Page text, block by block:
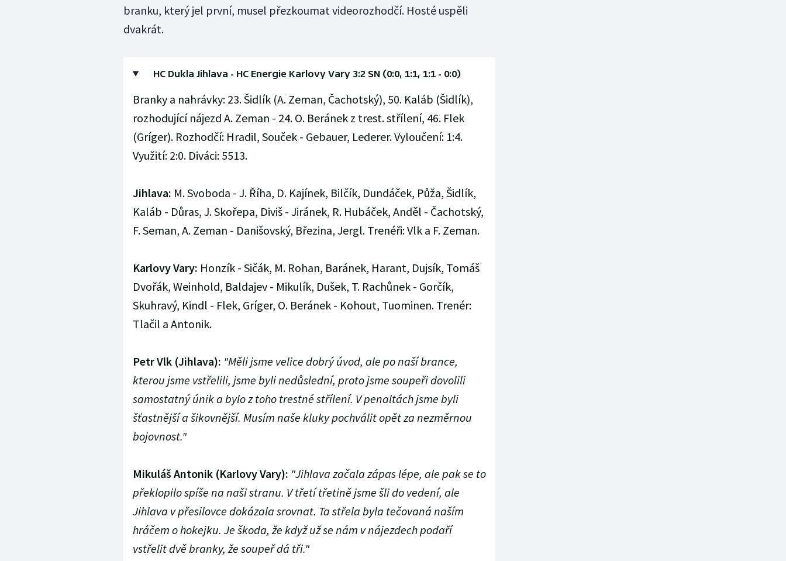
branku, který jel první, musel přezkoumat videorozhodčí. Hosté uspěli
dvakrát.
HC Dukla Jihlava - HC Energie Karlovy Vary 3:2 SN (0:0, 1:1, 1:1 - 0:0)
Branky a nahrávky: 23. Šidlík (A. Zeman, Čachotský), 50. Kaláb (Šidlík),
rozhodující nájezd A. Zeman - 24. O. Beránek z trest. střílení, 46. Flek
(Gríger). Rozhodčí: Hradil, Souček - Gebauer, Lederer. Vyloučení: 1:4.
Využití: 2:0. Diváci: 5513.
Jihlava: M. Svoboda - J. Říha, D. Kajínek, Bilčík, Dundáček, Půža, Šidlík,
Kaláb - Důras, J. Skořepa, Diviš - Jiránek, R. Hubáček, Anděl - Čachotský,
F. Seman, A. Zeman - Danišovský, Březina, Jergl. Trenéři: Vlk a F. Zeman.
Karlovy Vary: Honzík - Sičák, M. Rohan, Baránek, Harant, Dujsík, Tomáš
Dvořák, Weinhold, Baldajev - Mikulík, Dušek, T. Rachůnek - Gorčík,
Skuhravý, Kindl - Flek, Gríger, O. Beránek - Kohout, Tuominen. Trenér:
Tlačil a Antonik.
Petr Vlk (Jihlava): "Měli jsme velice dobrý úvod, ale po naší brance,
kterou jsme vstřelili, jsme byli nedůslední, proto jsme soupeři dovolili
samostatný únik a bylo z toho trestné střílení. V penaltách jsme byli
šťastnější a šikovnější. Musím naše kluky pochválit opět za nezměrnou
bojovnost."
Mikuláš Antonik (Karlovy Vary): "Jihlava začala zápas lépe, ale pak se to
překlopilo spíše na naši stranu. V třetí třetině jsme šli do vedení, ale
Jihlava v přesilovce dokázala srovnat. Ta střela byla tečovaná naším
hráčem o hokejku. Je škoda, že když už se nám v nájezdech podaří
vstřelit dvě branky, že soupeř dá tři."